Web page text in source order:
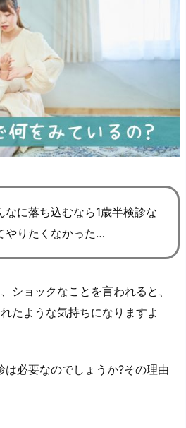
なに落ち込むなら1歳半検診な
やりたくなかった…
ショックなことを言われると、
たような気持ちになりますよ
は必要なのでしょうか?その理由